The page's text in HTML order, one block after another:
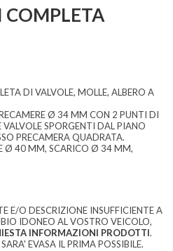
COMPLETA
DI VALVOLE, MOLLE, ALBERO A
Ø 34 MM CON 2 PUNTI DI
SPORGENTI DAL PIANO
PRECAMERA QUADRATA.
Ø 40 MM, SCARICO Ø 34 MM,
E/O DESCRIZIONE INSUFFICIENTE A
IDONEO AL VOSTRO VEICOLO,
INFORMAZIONI PRODOTTI.
EVASA IL PRIMA POSSIBILE.